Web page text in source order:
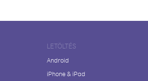
LETÖLTÉS
Android
iPhone & iPad